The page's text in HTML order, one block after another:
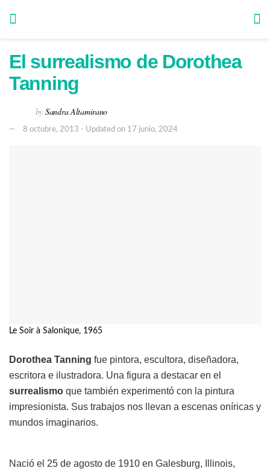
El surrealismo de Dorothea
Tanning
by Sandra Altamirano
8 octubre, 2013 - Updated on 17 junio, 2024
Le Soir à Salonique, 1965
Dorothea Tanning fue pintora, escultora, diseñadora,
escritora e ilustradora. Una figura a destacar en el
surrealismo que también experimentó con la pintura
impresionista. Sus trabajos nos llevan a escenas oníricas y
mundos imaginarios.
Nació el 25 de agosto de 1910 en Galesburg, Illinois,